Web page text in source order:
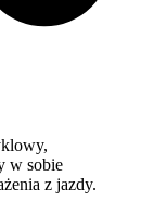
w sobie
z jazdy.